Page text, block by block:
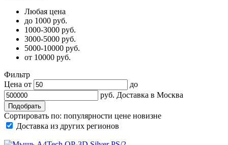
Любая цена
до 1000 руб.
1000-3000 руб.
3000-5000 руб.
5000-10000 руб.
от 10000 руб.
Фильтр
Цена от
до
руб. Доставка в Москва
Сортировать по: популярности цене новизне
Доставка из других регионов